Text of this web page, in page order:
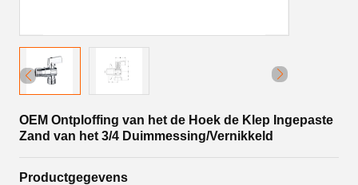
OEM Ontploffing van het de Hoek de Klep Ingepaste
Zand van het 3/4 Duimmessing/Vernikkeld
Productgegevens